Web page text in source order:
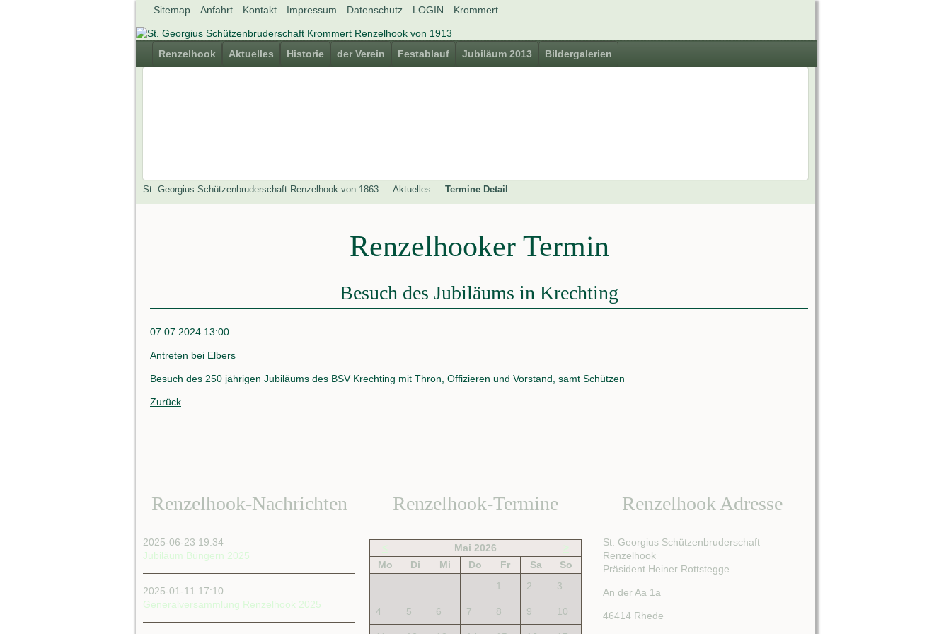
Navigation
überspringen
Sitemap Anfahrt Kontakt Impressum Datenschutz LOGIN Krommert
überspringen
Renzelhook Aktuelles Historie der Verein Festablauf Jubiläum 2013 Bildergalerien
St. Georgius Schützenbruderschaft Renzelhook von 1863 Aktuelles Termine Detail
Renzelhooker Termin
Besuch des Jubiläums in Krechting
07.07.2024 13:00
Antreten bei Elbers
Besuch des 250 jährigen Jubiläums des BSV Krechting mit Thron, Offizieren und Vorstand, samt Schützen
Zurück
Renzelhook-Nachrichten
2025-06-23 19:34
Jubiläum Büngern 2025
2025-01-11 17:10
Generalversammlung Renzelhook 2025
Renzelhook-Termine
Mai 2026
Mo
Di Mi Do Fr Sa
So
1
2 3
4 5 6 7 8 9 10
Renzelhook Adresse
St. Georgius Schützenbruderschaft
Renzelhook
Präsident Heiner Rottstegge
An der Aa 1a
46414 Rhede